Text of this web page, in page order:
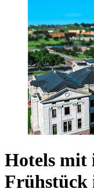
Hotels mit
Frühstück